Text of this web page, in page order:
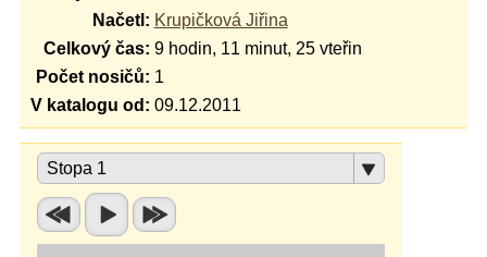
Načetl: Krupičková Jiřina
Celkový čas: 9 hodin, 11 minut, 25 vteřin
Počet nosičů: 1
V katalogu od: 09.12.2011
Stopa 1